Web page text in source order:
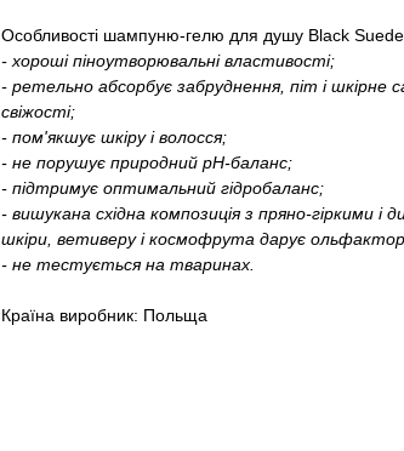
Особливості шампуню-гелю для душу Black
- хороші піноутворювальні властивості;
- ретельно абсорбує забруднення, піт і шкірне
свіжості;
- пом'якшує шкіру і волосся;
- не порушує природний pH-баланс;
- підтримує оптимальний гідробаланс;
- вишукана східна композиція з пряно-гіркими і
шкіри, ветиверу і космофрута дарує
- не тестується на тваринах.
Країна виробник: Польща